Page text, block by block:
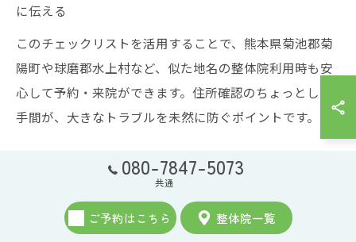
に伝える
このチェックリストを活用することで、熊本県菊池郡菊
陽町や球磨郡水上村など、似た地名の整体院利用時も安
心して予約・来院ができます。住所確認のちょっとした
手間が、大きなトラブルを未然に防ぐポイントです。
地元で整体を活用するための実践
的ガイド
080-7847-5073
共通
ご予約はこちら 整体院一覧